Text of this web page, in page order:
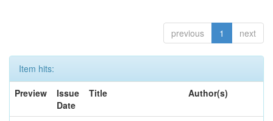
previous 1 next
Item hits:
Preview
Issue
Date
Title Author(s)